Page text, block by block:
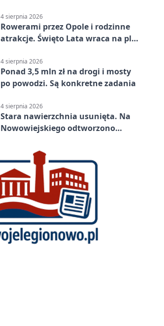
4 sierpnia 2026
Rowerami przez Opole i rodzinne
atrakcje. Święto Lata wraca na plac
4 sierpnia 2026
Ponad 3,5 mln zł na drogi i mosty
po powodzi. Są konkretne zadania
4 sierpnia 2026
Stara nawierzchnia usunięta. Na
Nowowiejskiego odtworzono